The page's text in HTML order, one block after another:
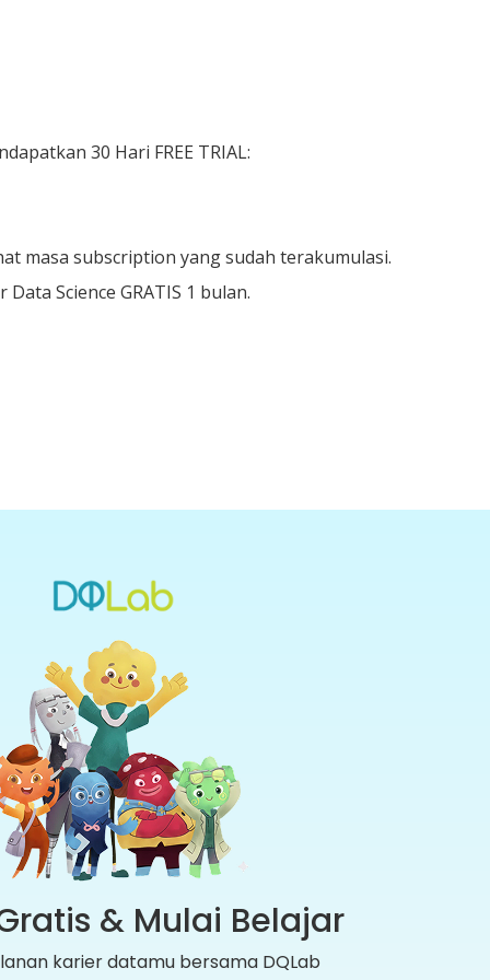
30 Hari FREE TRIAL:
masa subscription yang sudah terakumulasi.
Science GRATIS 1 bulan.
& Mulai Belajar
karier datamu bersama DQLab